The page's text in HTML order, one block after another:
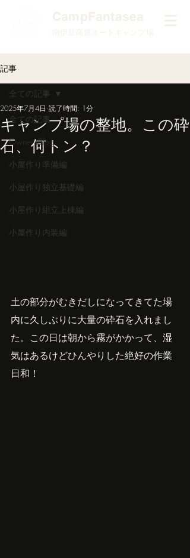
​CampFantasea
南伊豆高原オートキャンプ場
記事
全ての記事
Owner'sBlog
小屋作り準備編
小屋作り独立基礎編
小屋作り組立上棟編
小屋作り内装編
全ての記事
キャンプ場の整地。この砕
石、何トン？
2025年7月4日 読了時間: 1分
土の部分がむきだしになってきてた場
内に久しぶりに大量の砕石を入れまし
た。この日は朝から霧がかかって、湿
気はあるけどひんやりした絶好の作業
日和！